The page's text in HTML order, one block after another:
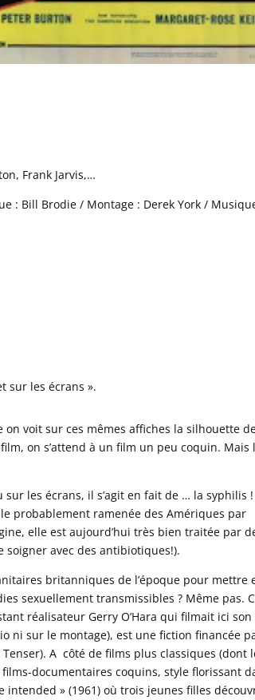
Frank Jarvis,…
: Bill Brodie / Montage : Derek York /
sur les écrans ».
on voit sur ces mêmes affiches la silhouette
on s’attend à un film un peu coquin. Mais
les écrans, il s’agit en fait de … la syphilis !
probablement ramenée des Amériques par
elle est aujourd’hui très bien traitée par
soigner avec des antibiotiques!).
britanniques de l’époque pour mettre
sexuellement transmissibles ? Même pas.
réalisateur Gerry O’Hara qui filmait ici son
ni sur le montage), est une fiction financée
A côté de films plus classiques (dont
documentaires coquins, style florissant
intended » (1961) où trois jeunes filles